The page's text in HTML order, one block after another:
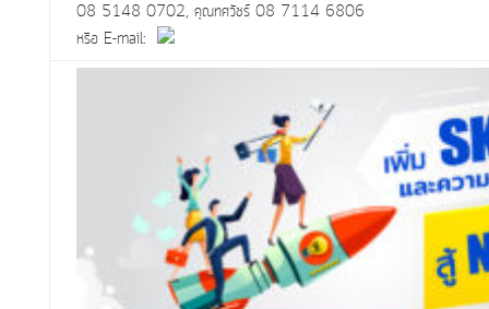
08 5148 0702, คุณทศวัชร์ 08 7114 6806
หรือ E-mail: